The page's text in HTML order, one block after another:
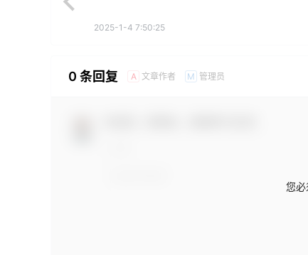
2025-1-4 7:50:25
0 条回复 A 文章作者 M 管理员
您